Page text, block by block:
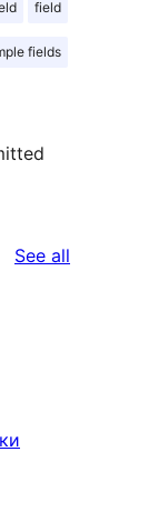
field
fields
See all